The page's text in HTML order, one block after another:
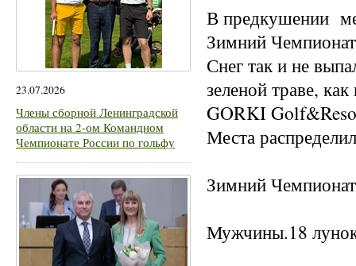
23.07.2026
Члены сборной Ленинградской
области на 2-ом Командном
Чемпионате России по гольфу
В предкушении
Зимний
Снег так и не
зеленой траве,
GORKI
Места
Зимний
Мужчины.18